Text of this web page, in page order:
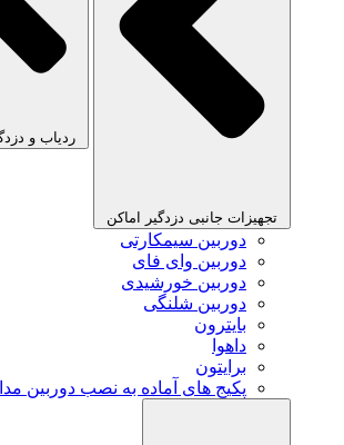
تجهیزات جانبی دزدگیر اماکن
ردیاب و
دوربین سیمکارتی
دوربین وای فای
دوربین خورشیدی
دوربین شلنگی
بایترون
داهوا
برایتون
پکیج های آماده به نصب دوربین